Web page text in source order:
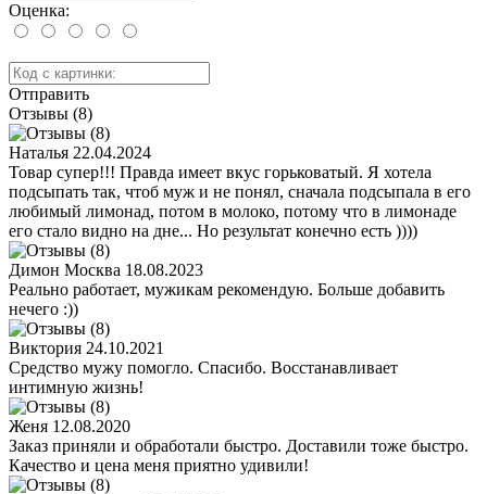
Оценка:
Отправить
Отзывы (8)
Наталья 22.04.2024
Товар супер!!! Правда имеет вкус горьковатый. Я хотела
подсыпать так, чтоб муж и не понял, сначала подсыпала в его
любимый лимонад, потом в молоко, потому что в лимонаде
его стало видно на дне... Но результат конечно есть ))))
Димон Москва 18.08.2023
Реально работает, мужикам рекомендую. Больше добавить
нечего :))
Виктория 24.10.2021
Средство мужу помогло. Спасибо. Восстанавливает
интимную жизнь!
Женя 12.08.2020
Заказ приняли и обработали быстро. Доставили тоже быстро.
Качество и цена меня приятно удивили!